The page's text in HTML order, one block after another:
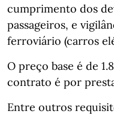
cumprimento dos
passageiros, e
ferroviário (carros
O preço base é de
contrato é por
Entre outros